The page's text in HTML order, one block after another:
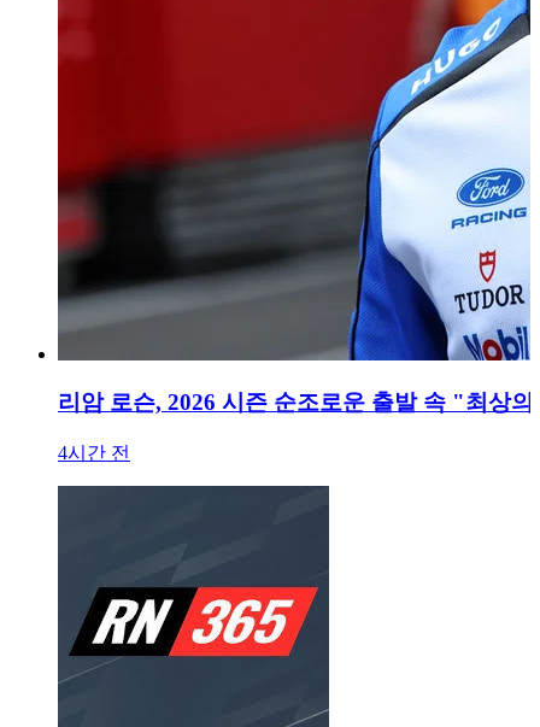
리암 로슨, 2026 시즌 순조로운 출발 속 "최상
4시간 전